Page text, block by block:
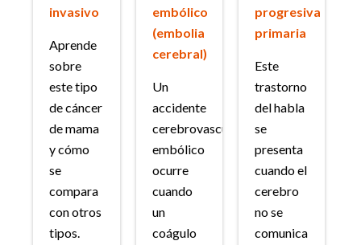
invasivo
Aprende
sobre
este tipo
de cáncer
de mama
y cómo
se
compara
con otros
tipos.
embólico
(embolia
cerebral)
Un
accidente
cerebrovascular
embólico
ocurre
cuando
un
coágulo
progresiva
primaria
Este
trastorno
del habla
se
presenta
cuando el
cerebro
no se
comunica